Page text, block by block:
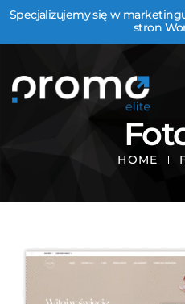
Specjalizujemy się w
stron
HOME